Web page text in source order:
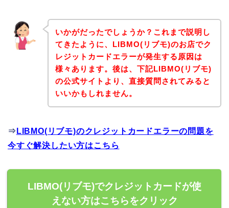
いかがだったでしょうか？これまで説明し
てきたように、LIBMO(リブモ)のお店でク
レジットカードエラーが発生する原因は
様々あります。後は、下記LIBMO(リブモ)
の公式サイトより、直接質問されてみると
いいかもしれません。
⇒ LIBMO(リブモ)のクレジットカードエラーの問題を
今すぐ解決したい方はこちら
LIBMO(リブモ)でクレジットカードが使
えない方はこちらをクリック